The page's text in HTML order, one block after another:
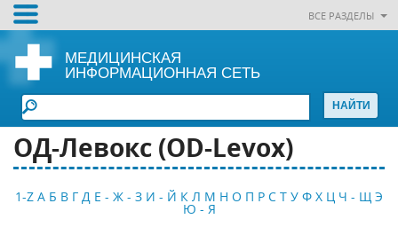
ВСЕ РАЗДЕЛЫ
МЕДИЦИНСКАЯ
ИНФОРМАЦИОННАЯ СЕТЬ
ОД-Левокс (OD-Levox)
1-Z А Б В Г Д Е - Ж - З И - Й К Л М Н О П Р С Т У Ф Х Ц Ч - Щ Э
Ю - Я